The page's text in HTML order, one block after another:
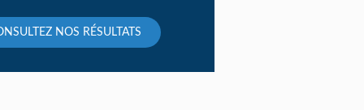
NOS RÉSULTATS